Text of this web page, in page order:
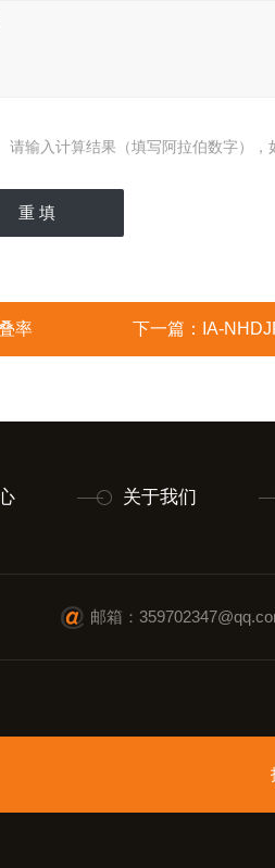
请输入计算结果（填写阿拉伯数字），
率 下一篇： IA-
关于我们
邮箱：